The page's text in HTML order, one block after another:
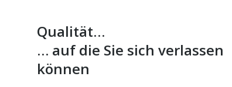
Qualität…
… auf die Sie sich verlassen
können